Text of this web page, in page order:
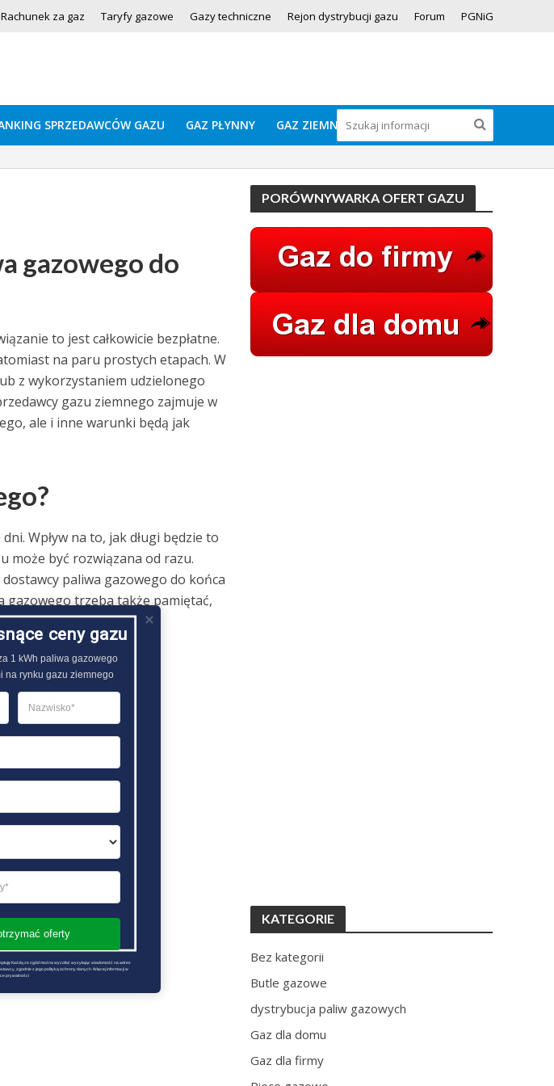
Rachunek za gaz Taryfy gazowe Gazy techniczne Rejon dystrybucji gazu Forum PGNiG
SPRZEDAWCÓW GAZU GAZ PŁYNNY GAZ ZIEMNY
gazowego do
to jest całkowicie bezpłatne.
na paru prostych etapach. W
z wykorzystaniem udzielonego
gazu ziemnego zajmuje w
ale i inne warunki będą jak
Wpływ na to, jak długi będzie to
może być rozwiązana od razu.
paliwa gazowego do końca
gazowego trzeba także pamiętać,
tej sprawy..
PORÓWNYWARKA OFERT GAZU
KATEGORIE
Bez kategorii
Butle gazowe
dystrybucja paliw gazowych
Gaz dla domu
Gaz dla firmy
ceny gazu
1 kWh paliwa gazowego
na rynku gazu ziemnego
oferty
Każdą ze zgód można wycofać wysyłając wiadomość na adres
zgodnie z jego polityką ochrony danych. Więcej informacji w
prywatności